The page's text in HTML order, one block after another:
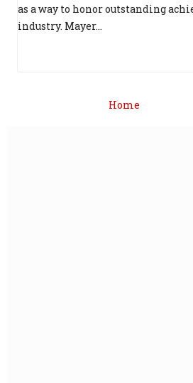
as a way to honor outstanding
industry. Mayer...
Home